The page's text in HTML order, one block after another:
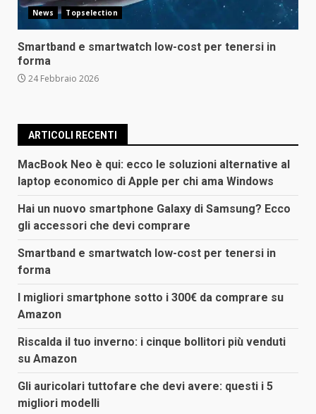
News Topselection
Smartband e smartwatch low-cost per tenersi in
forma
24 Febbraio 2026
ARTICOLI RECENTI
MacBook Neo è qui: ecco le soluzioni alternative al
laptop economico di Apple per chi ama Windows
Hai un nuovo smartphone Galaxy di Samsung? Ecco
gli accessori che devi comprare
Smartband e smartwatch low-cost per tenersi in
forma
I migliori smartphone sotto i 300€ da comprare su
Amazon
Riscalda il tuo inverno: i cinque bollitori più venduti
su Amazon
Gli auricolari tuttofare che devi avere: questi i 5
migliori modelli